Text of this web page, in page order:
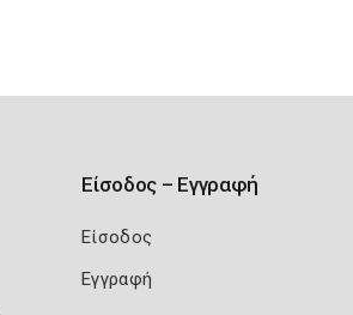
Είσοδος – Εγγραφή
Είσοδος
Εγγραφή